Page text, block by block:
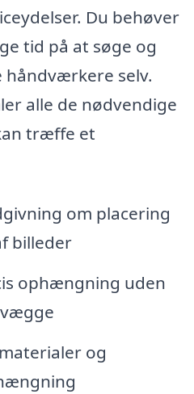
Du behøver
tid på at søge og
selv.
alle de nødvendige
træffe et
om placering
billeder
ophængning uden
og